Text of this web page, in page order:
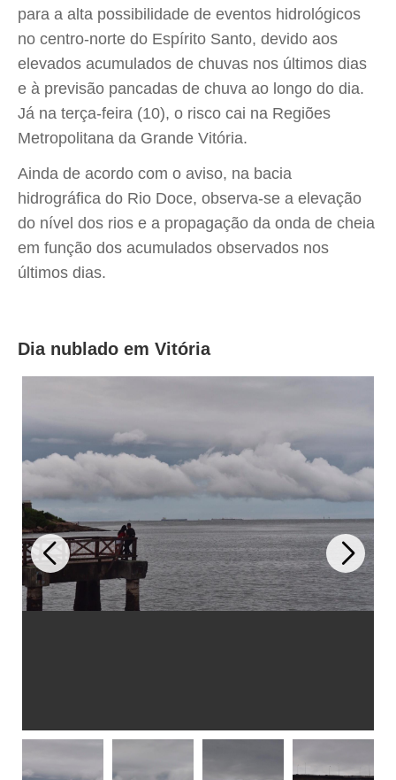
para a alta possibilidade de eventos hidrológicos
no centro-norte do Espírito Santo, devido aos
elevados acumulados de chuvas nos últimos dias
e à previsão pancadas de chuva ao longo do dia.
Já na terça-feira (10), o risco cai na Regiões
Metropolitana da Grande Vitória.
Ainda de acordo com o aviso, na bacia
hidrográfica do Rio Doce, observa-se a elevação
do nível dos rios e a propagação da onda de cheia
em função dos acumulados observados nos
últimos dias.
Dia nublado em Vitória